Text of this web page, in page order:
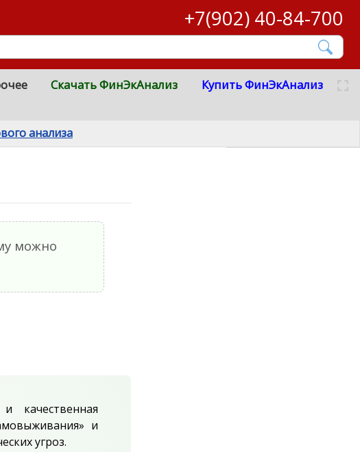
+7(902) 40-84-700
Скачать ФинЭкАнализ Купить ФинЭкАнализ
анализа
можно
качественная
и
угроз.